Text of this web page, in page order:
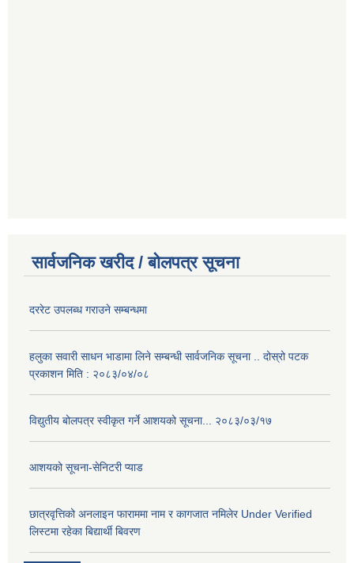
सार्वजनिक खरीद / बोलपत्र सूचना
दररेट उपलब्ध गराउने सम्बन्धमा
हलुका सवारी साधन भाडामा लिने सम्बन्धी सार्वजनिक सूचना .. दोस्रो पटक
प्रकाशन मिति : २०८३/०४/०८
विद्युतीय बोलपत्र स्वीकृत गर्ने आशयको सूचना... २०८३/०३/१७
आशयको सूचना-सेनिटरी प्याड
छात्रवृत्तिको अनलाइन फाराममा नाम र कागजात नमिलेर Under Verified
लिस्टमा रहेका बिद्यार्थी बिवरण